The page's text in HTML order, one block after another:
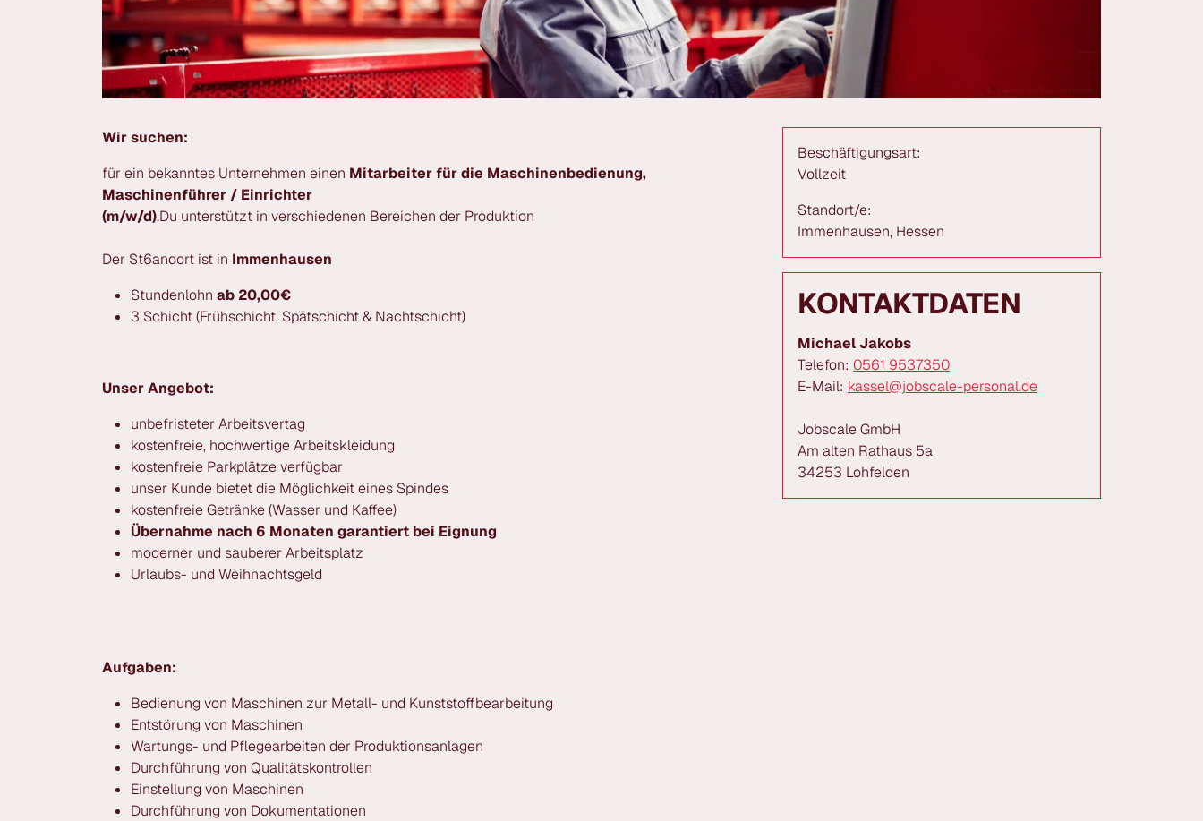
Wir suchen:
für ein bekanntes Unternehmen einen Mitarbeiter für die Maschinenbedienung,
Maschinenführer / Einrichter
(m/w/d).Du unterstützt in verschiedenen Bereichen der Produktion
Der St6andort ist in Immenhausen
Stundenlohn ab 20,00€
3 Schicht (Frühschicht, Spätschicht & Nachtschicht)
Unser Angebot:
unbefristeter Arbeitsvertag
kostenfreie, hochwertige Arbeitskleidung
kostenfreie Parkplätze verfügbar
unser Kunde bietet die Möglichkeit eines Spindes
kostenfreie Getränke (Wasser und Kaffee)
Übernahme nach 6 Monaten garantiert bei Eignung
moderner und sauberer Arbeitsplatz
Urlaubs- und Weihnachtsgeld
Aufgaben:
Bedienung von Maschinen zur Metall- und Kunststoffbearbeitung
Entstörung von Maschinen
Wartungs- und Pflegearbeiten der Produktionsanlagen
Durchführung von Qualitätskontrollen
Einstellung von Maschinen
Durchführung von Dokumentationen
Beschäftigungsart:
Vollzeit
Standort/e:
Immenhausen, Hessen
KONTAKTDATEN
Michael Jakobs
Telefon: 0561 9537350
E-Mail: kassel@jobscale-personal.de
Jobscale GmbH
Am alten Rathaus 5a
34253 Lohfelden